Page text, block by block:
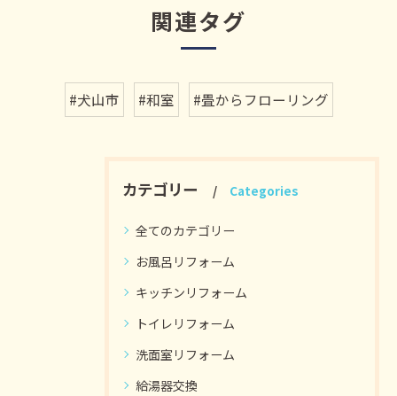
関連タグ
#犬山市 #和室 #畳からフローリング
カテゴリー Categories
全てのカテゴリー
お風呂リフォーム
キッチンリフォーム
トイレリフォーム
洗面室リフォーム
給湯器交換